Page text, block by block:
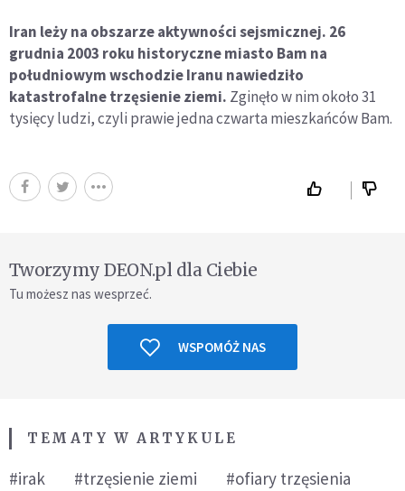
Iran leży na obszarze aktywności sejsmicznej. 26
grudnia 2003 roku historyczne miasto Bam na
południowym wschodzie Iranu nawiedziło
katastrofalne trzęsienie ziemi. Zginęło w nim około 31
tysięcy ludzi, czyli prawie jedna czwarta mieszkańców Bam.
Tworzymy DEON.pl dla Ciebie
Tu możesz nas wesprzeć.
WSPOMÓŻ NAS
TEMATY W ARTYKULE
#irak #trzęsienie ziemi
#ofiary trzęsienia